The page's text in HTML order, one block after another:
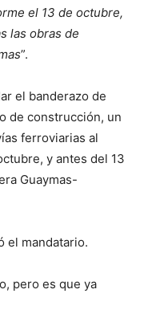
el 13 de octubre,
las obras de
”.
el banderazo de
de construcción, un
ferroviarias al
y antes del 13
Guaymas-
el mandatario.
pero es que ya